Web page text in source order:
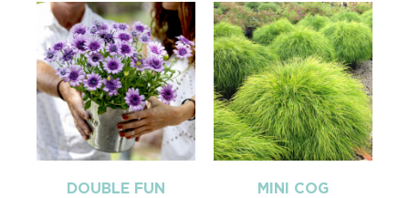
DOUBLE FUN MINI COG